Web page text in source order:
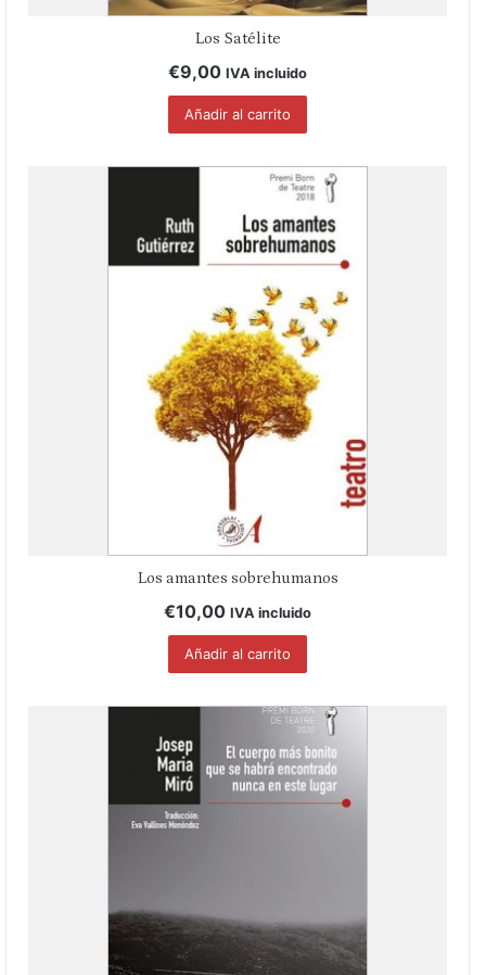
Los Satélite
€9,00 IVA incluido
Añadir al carrito
Los amantes sobrehumanos
€10,00 IVA incluido
Añadir al carrito